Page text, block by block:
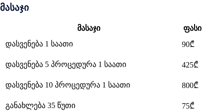
მასაჯი
მასაჯი
ფასი
დასვენება 1 საათი
90₾
დასვენება 5 პროცედურა 1 საათი 425₾
დასვენება 10 პროცედურა 1 საათი 800₾
განახლება 35 წუთი 75₾